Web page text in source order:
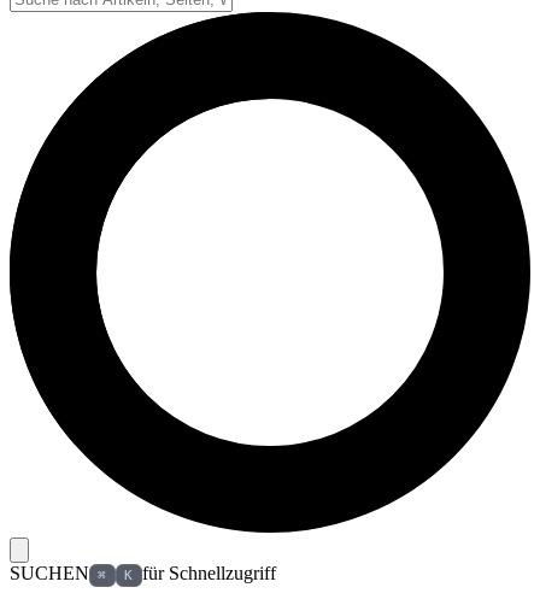
Strafen & Fouls
Schiedsrichter
Football Lexikon
SUCHEN ⌘ K für Schnellzugriff